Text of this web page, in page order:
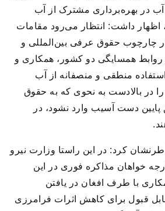
در بهره‌برداری مشترک از آب
اظهار داشت: انتظار می‌رود مقامات
چارچوب حقوق عرفی بین‌المللی و
همسایگی دو کشور، همکاری و
منطقی و منصفانه از آب
در بالادست به نحوی که به حقوق
دست آسیب وارد نشود، در
کرد: در این راستا وزارت نیرو
خواهان مذاکره فوری در این
با طرف افغان در یافتن
قبول برای کاهش اثرات فرامرزی